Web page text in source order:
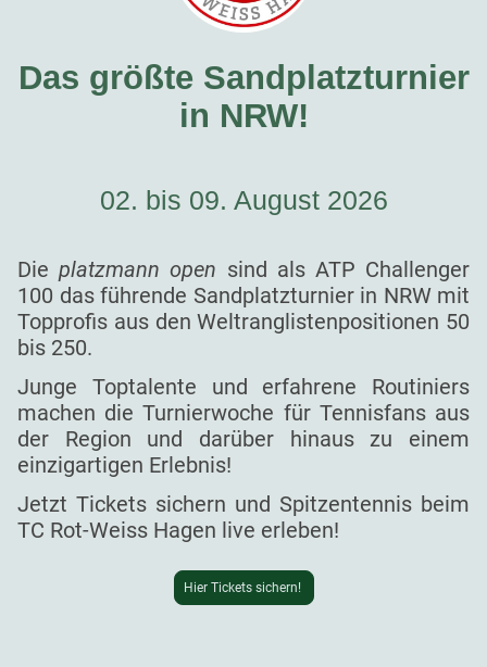
Das größte Sandplatzturnier
in NRW!
02. bis 09. August 2026
Dieplatzmann open sind als ATP Challenger
100 das führende Sandplatzturnier in NRW mit
Topprofis aus den Weltranglistenpositionen 50
bis 250.
Junge Toptalente und erfahrene Routiniers
machen die Turnierwoche für Tennisfans aus
der Region und darüber hinaus zu einem
einzigartigen Erlebnis!
Jetzt Tickets sichern und Spitzentennis beim
TC Rot-Weiss Hagen live erleben!
Hier Tickets sichern!